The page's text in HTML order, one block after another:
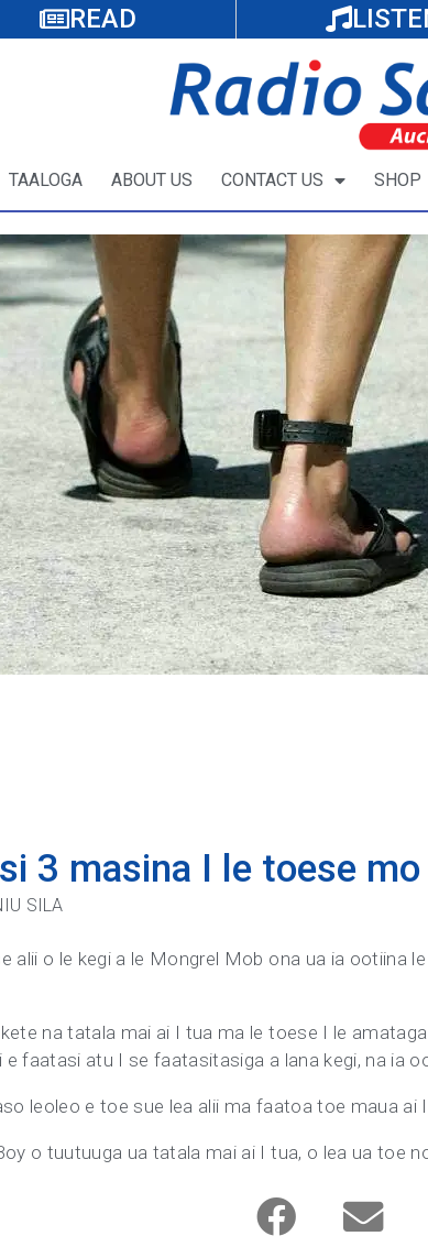
READ
TAALOGA ABOUT US CONTACT US SHOP
3 masina I le toese
SILA
alii o le kegi a le Mongrel Mob ona ua ia ootiina
na tatala mai ai I tua ma le toese I le
e faatasi atu I se faatasitasiga a lana kegi, na ia
leoleo e toe sue lea alii ma faatoa toe maua ai
o tuutuuga ua tatala mai ai I tua, o lea ua toe